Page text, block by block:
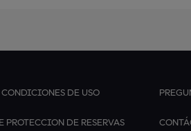
DE USO
DE RESERVAS